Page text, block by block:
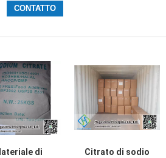
di
Citrato di sodio